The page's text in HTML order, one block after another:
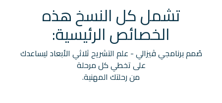
تشمل كل النسخ هذه
الخصائص الرئيسية:
صُمم برنامجي ڤيزالي - علم التشريح ثلاثي الأبعاد ليساعدك
على تخطي كل مرحلة
من رحلتك المهنية.